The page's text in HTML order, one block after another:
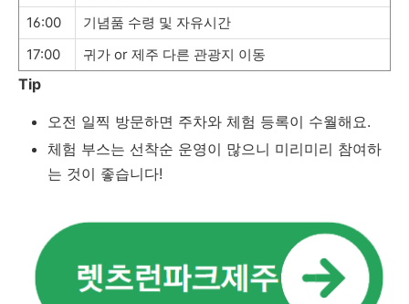
16:00
기념품 수령 및 자유시간
17:00
귀가 or 제주 다른 관광지 이동
Tip
오전 일찍 방문하면 주차와 체험 등록이 수월해요.
체험 부스는 선착순 운영이 많으니 미리미리 참여하
는 것이 좋습니다!